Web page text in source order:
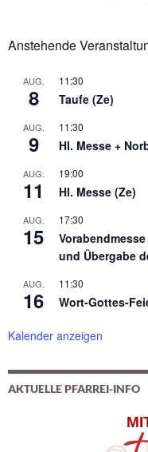
Anstehende
AUG.
8
11:30
Taufe (Ze)
AUG.
9
11:30
Hl. Messe +
AUG.
11
19:00
Hl. Messe (Ze)
AUG.
15
17:30
und Übergabe
AUG.
16
11:30
Wort-Gottes-
Kalender anzeigen
AKTUELLE PFARREI-INFO